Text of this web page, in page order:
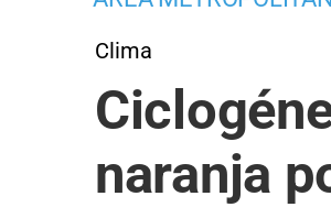
Clima
naranja